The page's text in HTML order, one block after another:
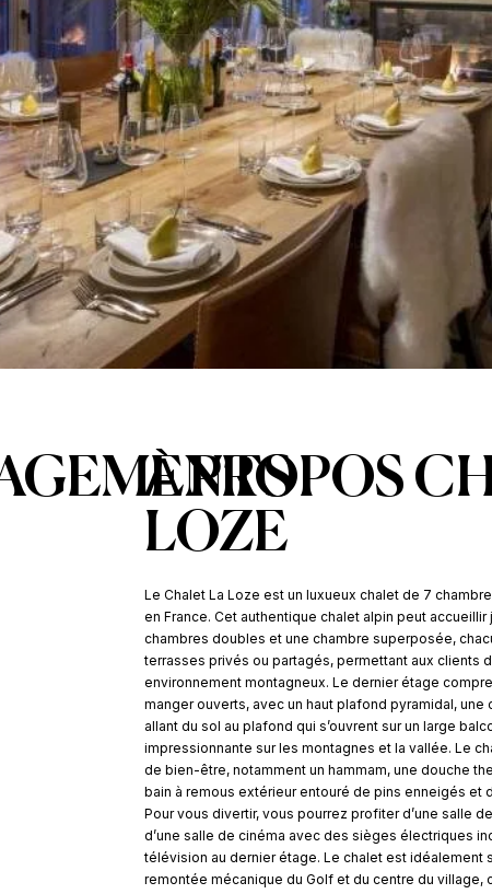
À PROPOS
LOZE
Le Chalet La Loze est un luxueux chalet de 7
en France. Cet authentique chalet alpin peut accueillir
chambres doubles et une chambre superposée,
terrasses privés ou partagés, permettant aux clients
environnement montagneux. Le dernier étage
manger ouverts, avec un haut plafond pyramidal,
allant du sol au plafond qui s’ouvrent sur un large
impressionnante sur les montagnes et la vallée. Le
de bien-être, notamment un hammam, une douche
bain à remous extérieur entouré de pins enneigés et
Pour vous divertir, vous pourrez profiter d’une salle
d’une salle de cinéma avec des sièges électriques
télévision au dernier étage. Le chalet est idéalement
remontée mécanique du Golf et du centre du village,